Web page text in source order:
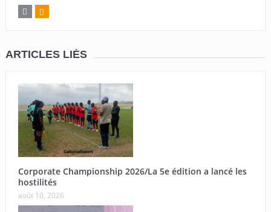
ARTICLES LIÉS
Corporate Championship 2026/La 5e édition a lancé les
hostilités
août 10, 2026